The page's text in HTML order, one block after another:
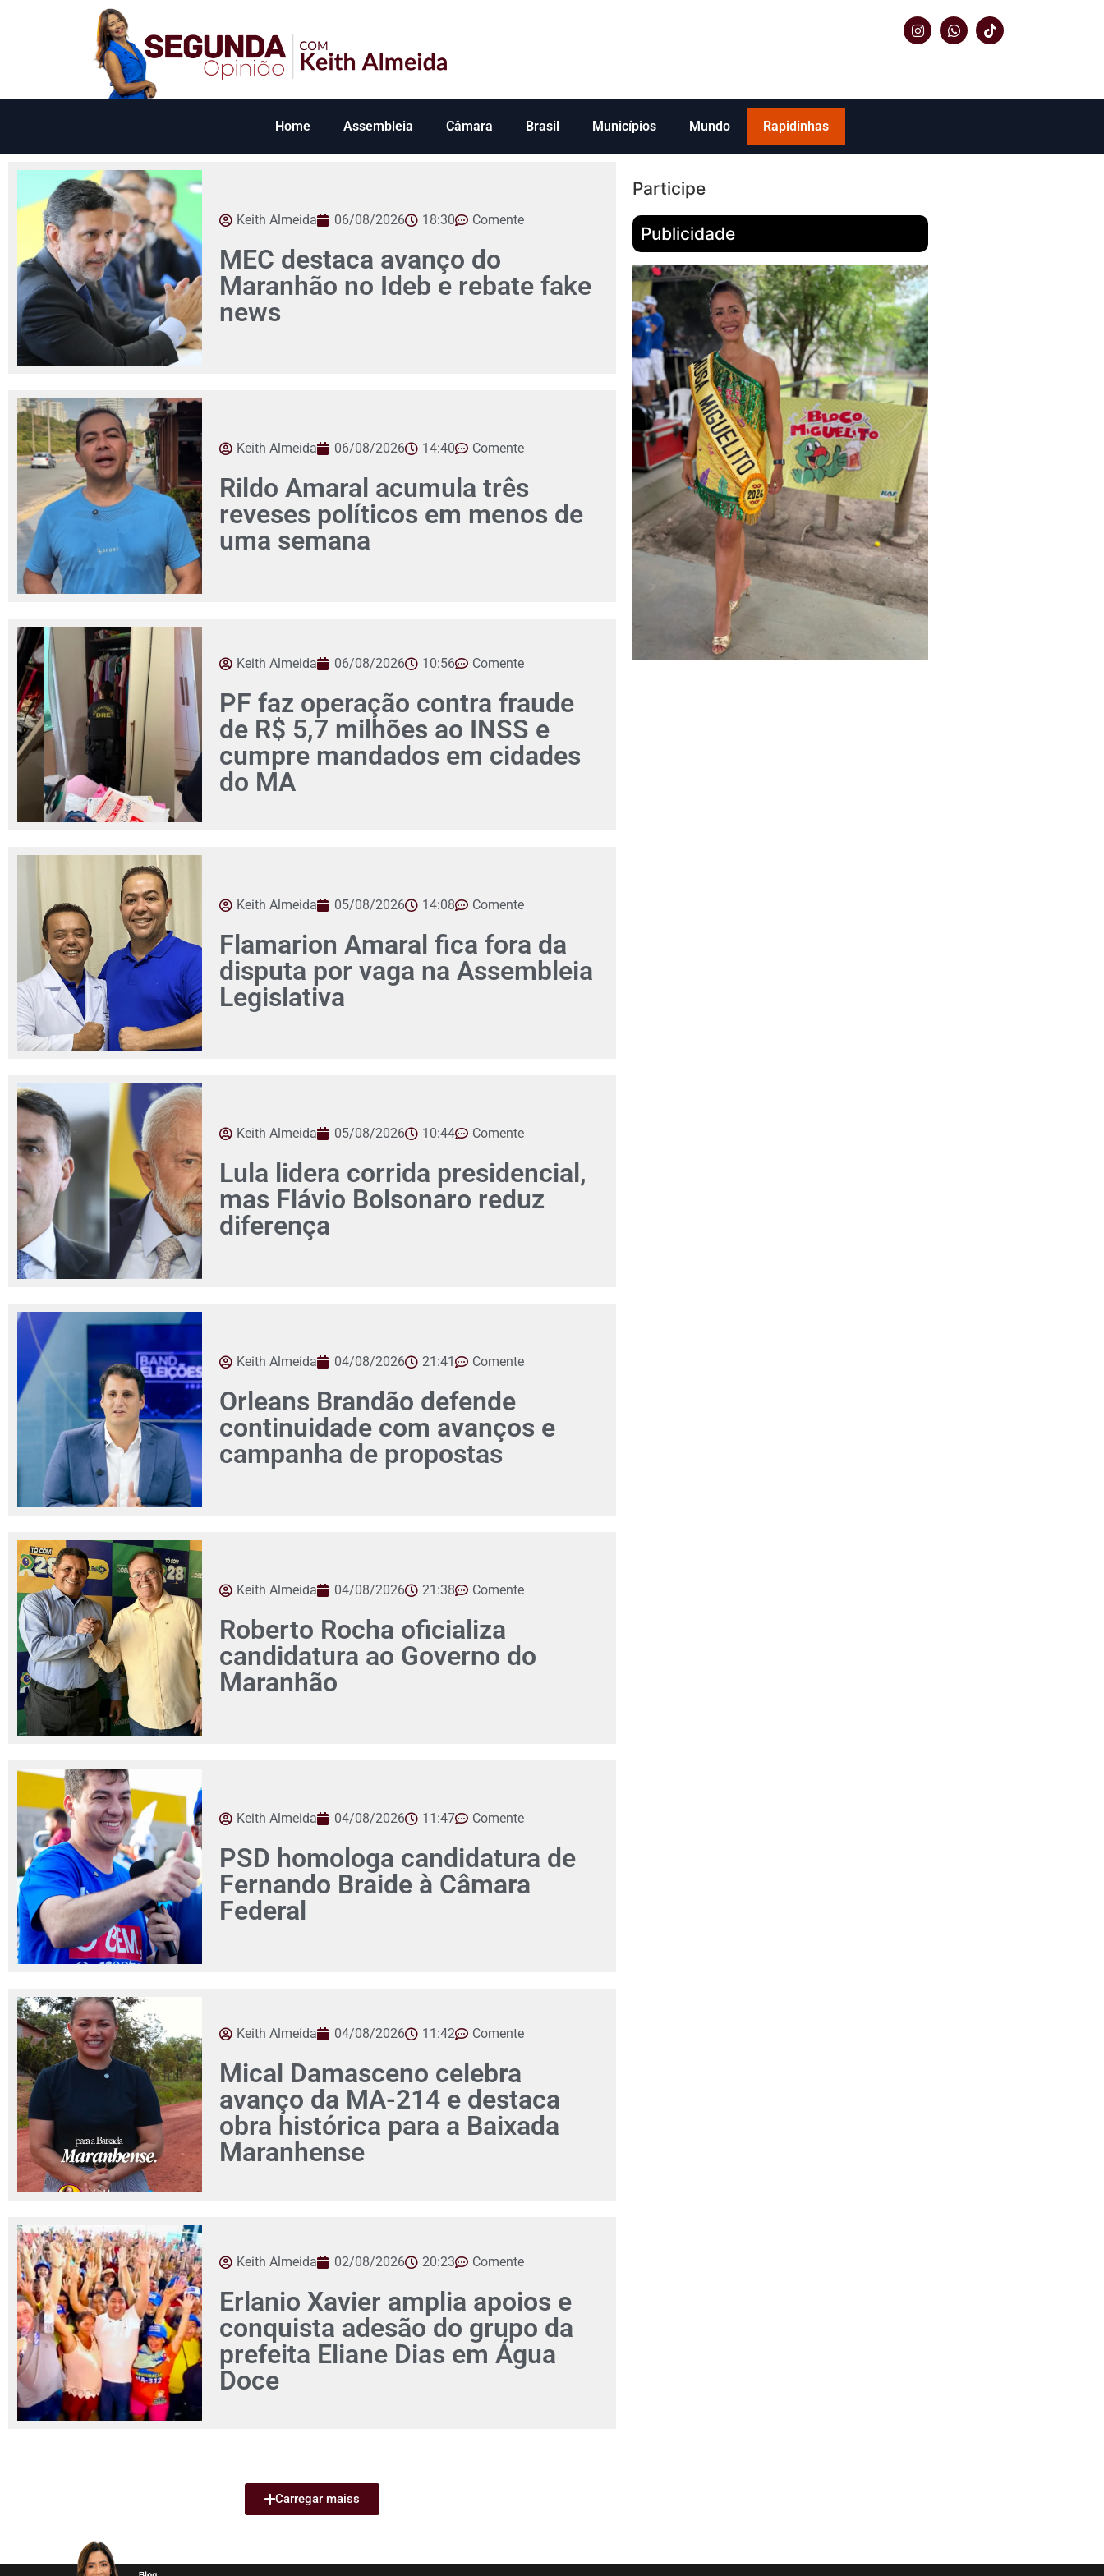
Home Assembleia Câmara Brasil Municípios Mundo Rapidinhas
Keith Almeida 06/08/2026 18:30 Comente
MEC destaca avanço do
Maranhão no Ideb e rebate fake
news
Keith Almeida 06/08/2026 14:40 Comente
Rildo Amaral acumula três
reveses políticos em menos de
uma semana
Keith Almeida 06/08/2026 10:56 Comente
PF faz operação contra fraude
de R$ 5,7 milhões ao INSS e
cumpre mandados em cidades
do MA
Keith Almeida 05/08/2026 14:08 Comente
Flamarion Amaral fica fora da
disputa por vaga na Assembleia
Legislativa
Keith Almeida 05/08/2026 10:44 Comente
Lula lidera corrida presidencial,
mas Flávio Bolsonaro reduz
diferença
Keith Almeida 04/08/2026 21:41 Comente
Orleans Brandão defende
continuidade com avanços e
campanha de propostas
Keith Almeida 04/08/2026 21:38 Comente
Roberto Rocha oficializa
candidatura ao Governo do
Maranhão
Keith Almeida 04/08/2026 11:47 Comente
PSD homologa candidatura de
Fernando Braide à Câmara
Federal
Keith Almeida 04/08/2026 11:42 Comente
Mical Damasceno celebra
avanço da MA-214 e destaca
obra histórica para a Baixada
Maranhense
Keith Almeida 02/08/2026 20:23 Comente
Erlanio Xavier amplia apoios e
conquista adesão do grupo da
prefeita Eliane Dias em Água
Doce
Carregar maiss
Participe
Publicidade